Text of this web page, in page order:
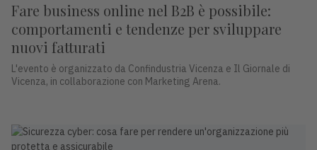
Fare business online nel B2B è possibile:
comportamenti e tendenze per sviluppare
nuovi fatturati
L'evento è organizzato da Confindustria Vicenza e Il Giornale di
Vicenza, in collaborazione con Marketing Arena.